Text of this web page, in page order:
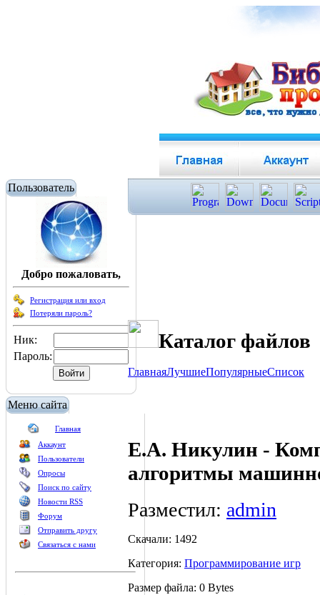
Пользователь
Добро пожаловать,
Регистрация или вход
Потеряли пароль?
Ник:
Пароль:
Меню сайта
Главная
Аккаунт
Пользователи
Опросы
Поиск по сайту
Новости RSS
Форум
Отправить другу
Связаться с нами
Каталог файлов
ГлавнаяЛучшиеПопулярныеСписок
Е.А. Никулин -
алгоритмы
Разместил: admin
Скачали: 1492
Категория: Программирование игр
Размер файла: 0 Bytes